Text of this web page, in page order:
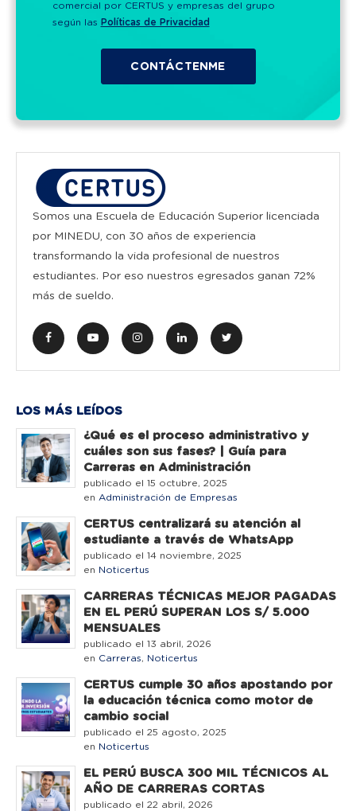
comercial por CERTUS y empresas del grupo
según las Políticas de Privacidad
Somos una Escuela de Educación Superior licenciada
por MINEDU, con 30 años de experiencia
transformando la vida profesional de nuestros
estudiantes. Por eso nuestros egresados ganan 72%
más de sueldo.
LOS MÁS LEÍDOS
¿Qué es el proceso administrativo y
cuáles son sus fases? | Guía para
Carreras en Administración
publicado el 15 octubre, 2025
en Administración de Empresas
CERTUS centralizará su atención al
estudiante a través de WhatsApp
publicado el 14 noviembre, 2025
en Noticertus
CARRERAS TÉCNICAS MEJOR PAGADAS
EN EL PERÚ SUPERAN LOS S/ 5.000
MENSUALES
publicado el 13 abril, 2026
en Carreras, Noticertus
CERTUS cumple 30 años apostando por
la educación técnica como motor de
cambio social
publicado el 25 agosto, 2025
en Noticertus
EL PERÚ BUSCA 300 MIL TÉCNICOS AL
AÑO DE CARRERAS CORTAS
publicado el 22 abril, 2026